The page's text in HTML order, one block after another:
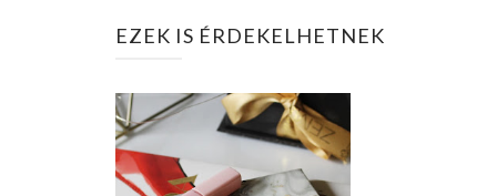
EZEK IS ÉRDEKELHETNEK